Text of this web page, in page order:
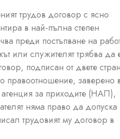
трудов договор с ясно
в най-пълна степен
преди постъпване на
или служителят трябва да
подписан от двете
правоотношение, заверено
за приходите (НАП),
няма право да допуска
трудовият му договор в